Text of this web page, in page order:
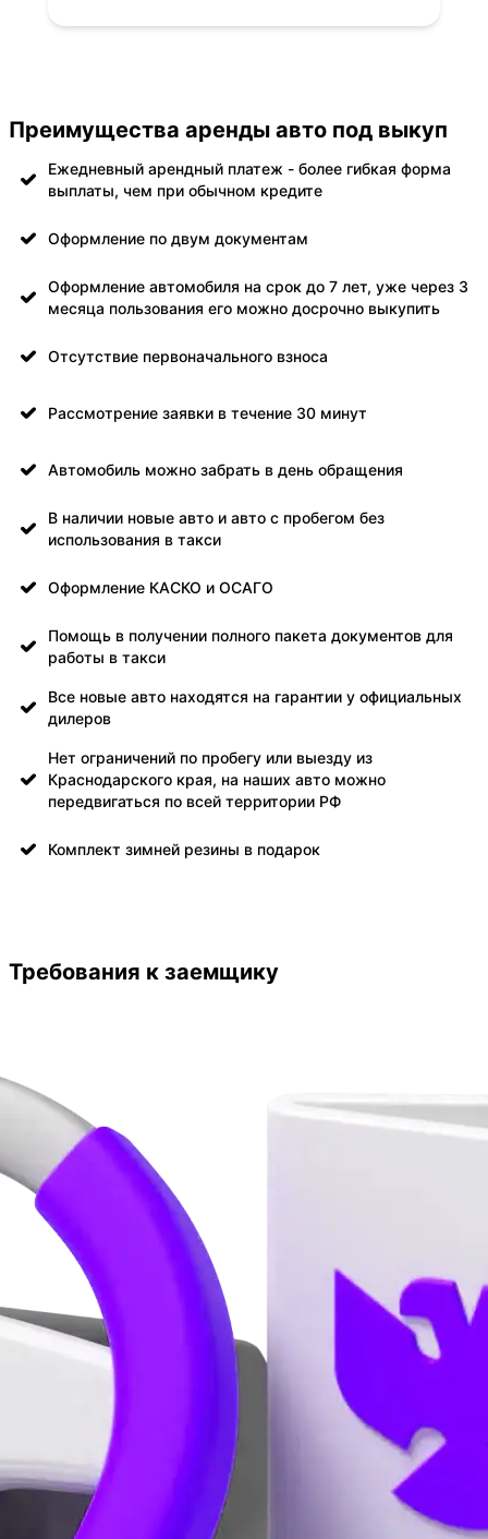
Преимущества аренды авто под выкуп
Ежедневный арендный платеж - более гибкая форма
выплаты, чем при обычном кредите
Оформление по двум документам
Оформление автомобиля на срок до 7 лет, уже через 3
месяца пользования его можно досрочно выкупить
Отсутствие первоначального взноса
Рассмотрение заявки в течение 30 минут
Автомобиль можно забрать в день обращения
В наличии новые авто и авто с пробегом без
использования в такси
Оформление КАСКО и ОСАГО
Помощь в получении полного пакета документов для
работы в такси
Все новые авто находятся на гарантии у официальных
дилеров
Нет ограничений по пробегу или выезду из
Краснодарского края, на наших авто можно
передвигаться по всей территории РФ
Комплект зимней резины в подарок
Требования к заемщику